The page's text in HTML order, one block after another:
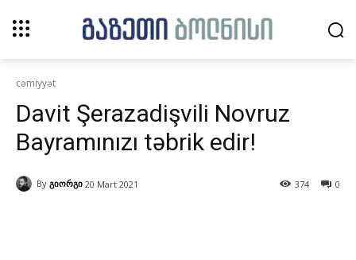
cəmiyyət
Davit Şerazadişvili Novruz
Bayramınızı təbrik edir!
By გიორგი 20 Mart 2021 0
374